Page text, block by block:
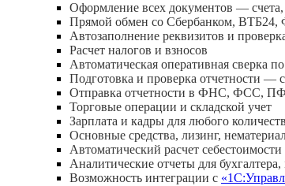
Оформление всех документов —
Прямой обмен со Сбербанком, ВТБ24,
Автозаполнение реквизитов и
Расчет налогов и взносов
Автоматическая оперативная сверка
Подготовка и проверка отчетности —
Отправка отчетности в ФНС, ФСС,
Торговые операции и складской учет
Зарплата и кадры для любого
Основные средства, лизинг,
Автоматический расчет
Аналитические отчеты для
Возможность интеграции с